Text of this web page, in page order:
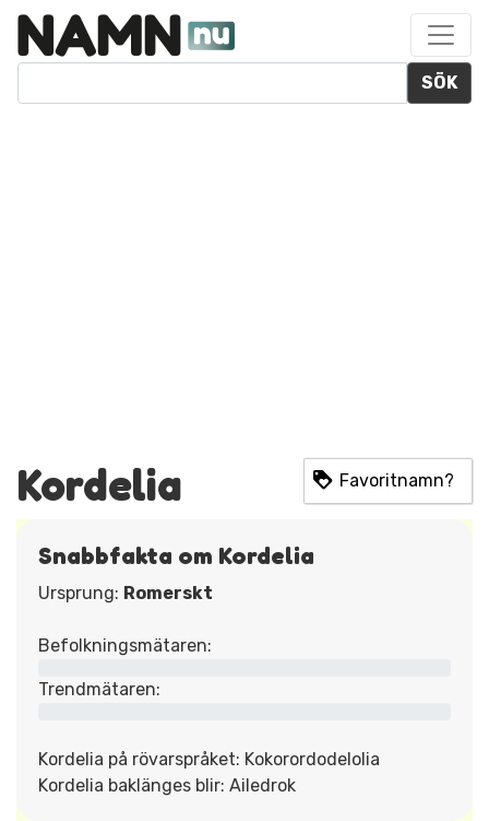
SÖK
Kordelia Favoritnamn?
Snabbfakta om Kordelia
Ursprung: Romerskt
Befolkningsmätaren:
Trendmätaren:
Kordelia på rövarspråket: Kokorordodelolia
Kordelia baklänges blir: Ailedrok